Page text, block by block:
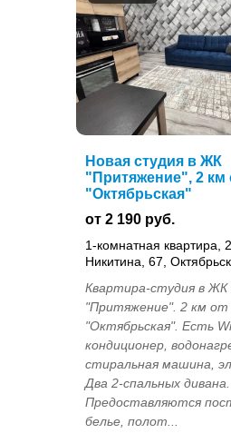
Новая студия в ЖК
"Притяжение", 2 км
"Октябрьская"
от 2 190 руб.
1-комнатная квартира,
Никитина, 67,
Квартира-студия в ЖК
"Притяжение". 2 км
"Октябрьская". Есть
кондиционер,
стиральная машина,
Два 2-спальных дивана.
Предоставляются
белье, полот...